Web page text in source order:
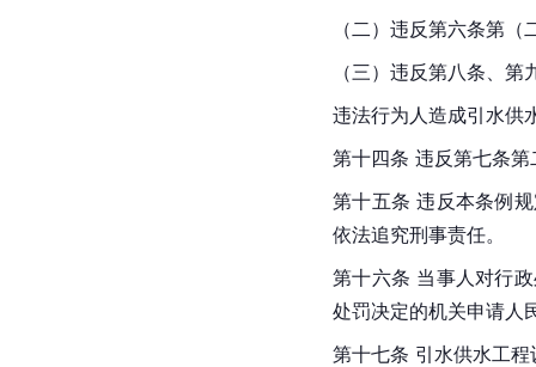
（二）违反第六条第
（三）违反第八条、
违法行为人造成引水供
第十四条 违反第七条
第十五条 违反本条例
依法追究刑事责任。
第十六条 当事人对行
处罚决定的机关申请人
第十七条 引水供水工